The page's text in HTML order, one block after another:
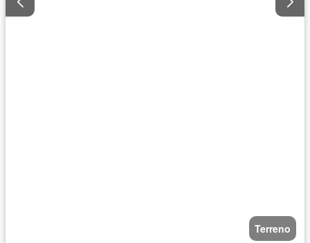
Terreno